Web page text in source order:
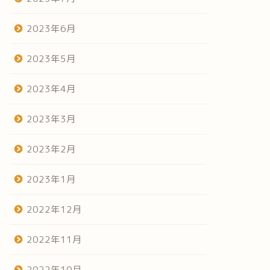
2023年6月
2023年5月
2023年4月
2023年3月
2023年2月
2023年1月
2022年12月
2022年11月